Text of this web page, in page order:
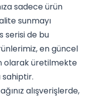
sadece ürün
sunmayı
serisi de bu
en güncel
olarak üretilmekte
alışverişlerde,